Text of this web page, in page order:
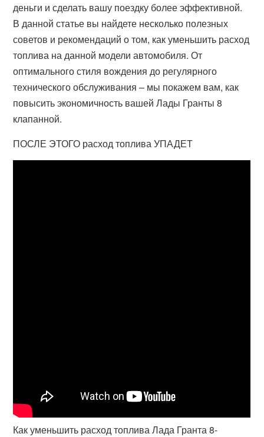
деньги и сделать вашу поездку более эффективной.
В данной статье вы найдете несколько полезных
советов и рекомендаций о том, как уменьшить расход
топлива на данной модели автомобиля. От
оптимального стиля вождения до регулярного
технического обслуживания – мы покажем вам, как
повысить экономичность вашей Лады Гранты 8
клапанной.
ПОСЛЕ ЭТОГО расход топлива УПАДЕТ
Как уменьшить расход топлива Лада Гранта 8-